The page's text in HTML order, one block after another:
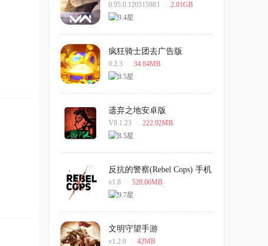
0.95.0.120515983 2.01GB
疯狂骑士团去广告版
0.2.3 34.84MB
遗弃之地安卓版
V0.1.23 222.92MB
反抗的警察(Rebel Cops) 手机
版
v1.8 528.06MB
文明守望手游
v1.2.0 42MB